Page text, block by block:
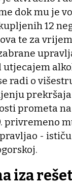
dok mu je
12
te za
radi o
prometa
privremeno
- ističu
iza